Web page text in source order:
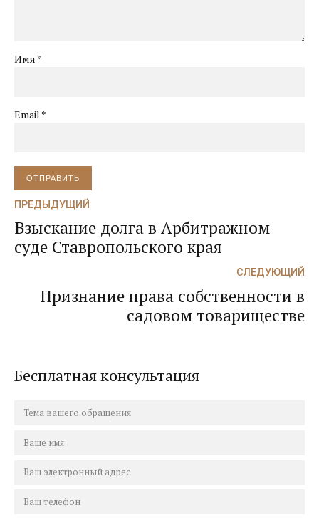
Имя *
Email *
ОТПРАВИТЬ
ПРЕДЫДУЩИЙ
Взыскание долга в Арбитражном
суде Ставропольского края
СЛЕДУЮЩИЙ
Признание права собственности в
садовом товариществе
Бесплатная консультация